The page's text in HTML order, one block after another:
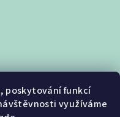
poskytování funkcí
využíváme